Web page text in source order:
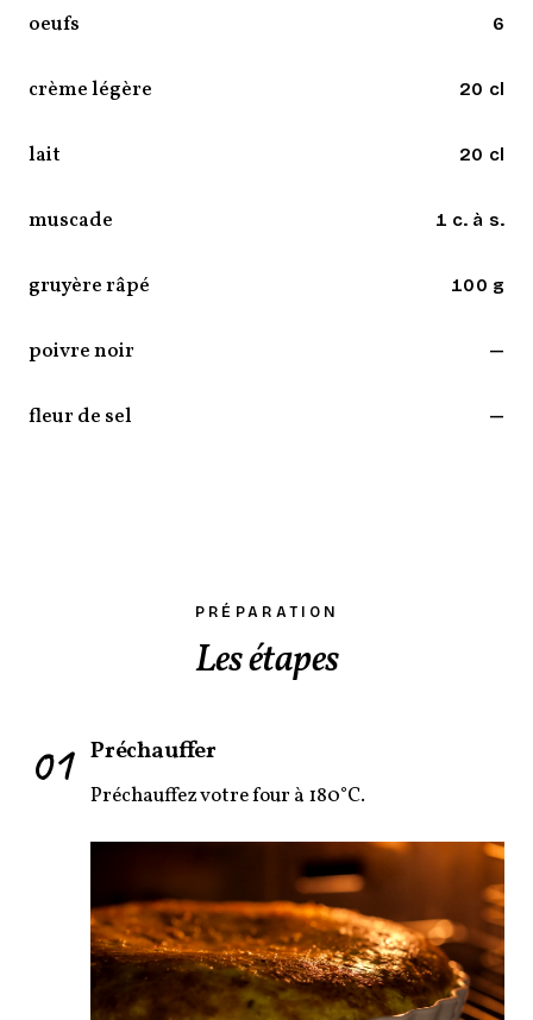
oeufs 6
crème légère 20 cl
lait 20 cl
muscade 1 c. à s.
gruyère râpé 100 g
poivre noir —
fleur de sel —
PRÉPARATION
Les étapes
01 Préchauffer
Préchauffez votre four à 180°C.